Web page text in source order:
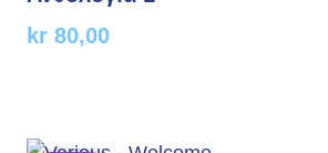
kr 80,00